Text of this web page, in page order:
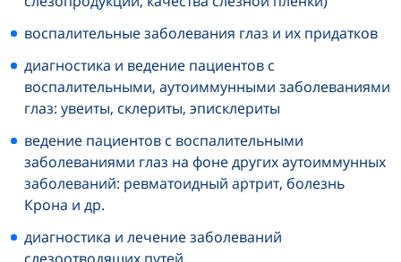
воспалительные заболевания глаз и их придатков
диагностика и ведение пациентов с
воспалительными, аутоиммунными заболеваниями
глаз: увеиты, склериты, эписклериты
ведение пациентов с воспалительными
заболеваниями глаз на фоне других аутоиммунных
заболеваний: ревматоидный артрит, болезнь
Крона и др.
диагностика и лечение заболеваний